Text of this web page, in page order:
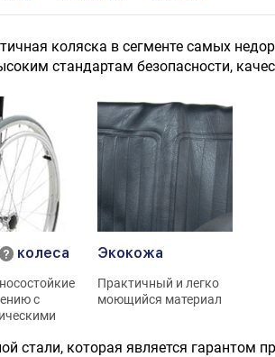
коляска в сегменте самых
стандартам безопасности,
колеса
с
Экокожа
Практичный и легко
моющийся материал
стали, которая является гарантом